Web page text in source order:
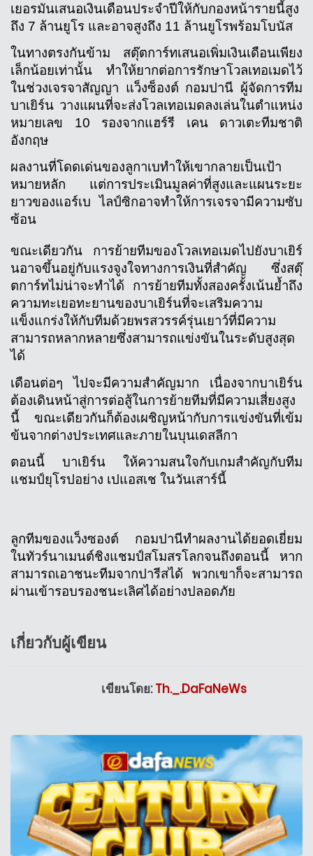
เยอรมันเสนอเงินเดือนประจำปีให้กับกองหน้ารายนี้สูง
ถึง 7 ล้านยูโร และอาจสูงถึง 11 ล้านยูโรพร้อมโบนัส
ในทางตรงกันข้าม สตุ๊ตการ์ทเสนอเพิ่มเงินเดือนเพียง
เล็กน้อยเท่านั้น ทำให้ยากต่อการรักษาโวลเทอเมดไว้
ในช่วงเจรจาสัญญา แว็งซ็องต์ กอมปานี ผู้จัดการทีม
บาเยิร์น วางแผนที่จะส่งโวลเทอเมดลงเล่นในตำแหน่ง
หมายเลข 10 รองจากแฮร์รี เคน ดาวเตะทีมชาติ
อังกฤษ
ผลงานที่โดดเด่นของลูกาเบทำให้เขากลายเป็นเป้า
หมายหลัก แต่การประเมินมูลค่าที่สูงและแผนระยะ
ยาวของแอร์เบ ไลป์ซิกอาจทำให้การเจรจามีความซับ
ซ้อน
ขณะเดียวกัน การย้ายทีมของโวลเทอเมดไปยังบาเยิร์
นอาจขึ้นอยู่กับแรงจูงใจทางการเงินที่สำคัญ ซึ่งสตุ๊
ตการ์ทไม่น่าจะทำได้ การย้ายทีมทั้งสองครั้งเน้นย้ำถึง
ความทะเยอทะยานของบาเยิร์นที่จะเสริมความ
แข็งแกร่งให้กับทีมด้วยพรสวรรค์รุ่นเยาว์ที่มีความ
สามารถหลากหลายซึ่งสามารถแข่งขันในระดับสูงสุด
ได้
เดือนต่อๆ ไปจะมีความสำคัญมาก เนื่องจากบาเยิร์น
ต้องเดินหน้าสู่การต่อสู้ในการย้ายทีมที่มีความเสี่ยงสูง
นี้ ขณะเดียวกันก็ต้องเผชิญหน้ากับการแข่งขันที่เข้ม
ข้นจากต่างประเทศและภายในบุนเดสลีกา
ตอนนี้ บาเยิร์น ให้ความสนใจกับเกมสำคัญกับทีม
แชมป์ยุโรปอย่าง เปแอสเช ในวันเสาร์นี้
ลูกทีมของแว็งซองต์ กอมปานีทำผลงานได้ยอดเยี่ยม
ในทัวร์นาเมนต์ชิงแชมป์สโมสรโลกจนถึงตอนนี้ หาก
สามารถเอาชนะทีมจากปารีสได้ พวกเขาก็จะสามารถ
ผ่านเข้ารอบรองชนะเลิศได้อย่างปลอดภัย
เกี่ยวกับผู้เขียน
เขียนโดย:Th._.DaFaNeWs